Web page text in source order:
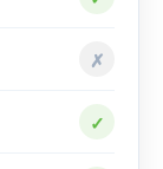
✗
✓